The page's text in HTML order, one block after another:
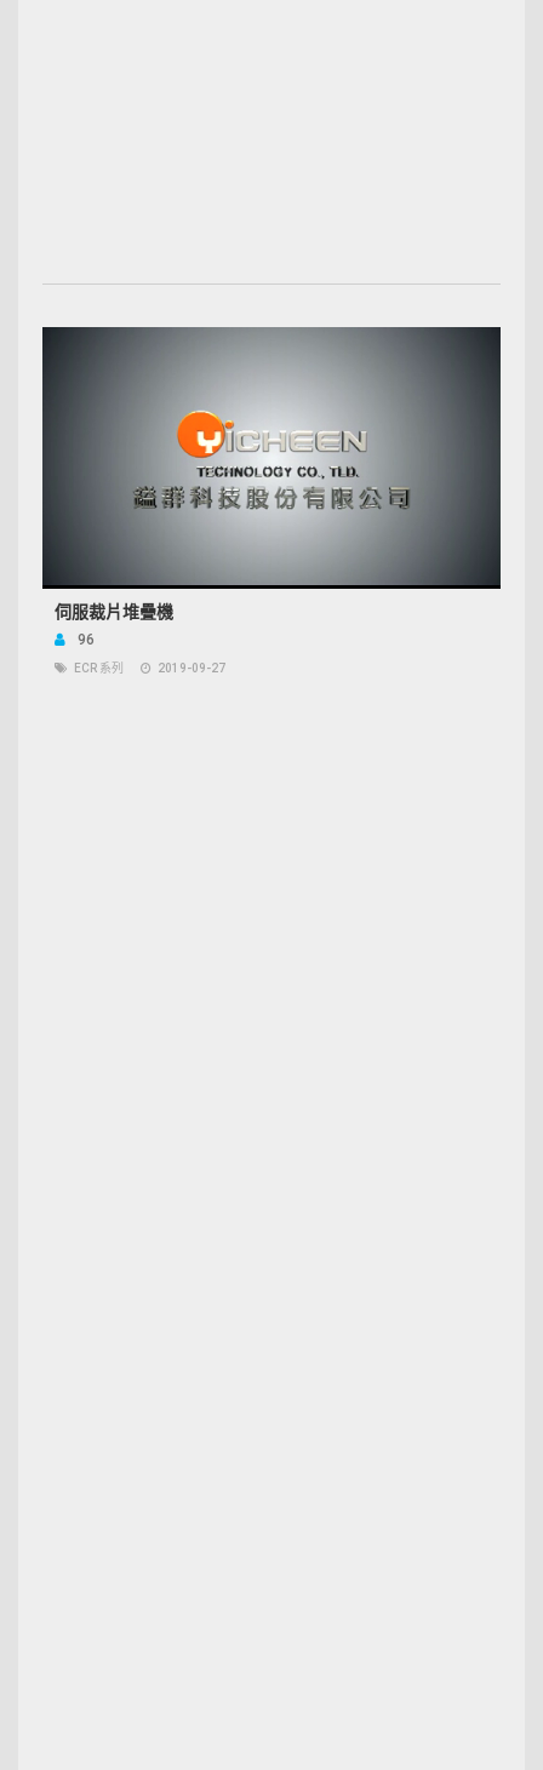
伺服裁片堆疊機
96
ECR 系列 2019-09-27